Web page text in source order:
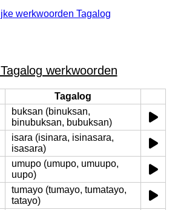
werkwoorden Tagalog
werkwoorden
Tagalog
buksan (binuksan,
binubuksan, bubuksan)
isara (isinara, isinasara,
isasara)
umupo (umupo, umuupo,
uupo)
tumayo (tumayo, tumatayo,
tatayo)